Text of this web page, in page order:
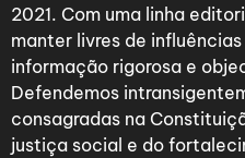
2021. Com uma linha
manter livres de
informação rigorosa e
Defendemos
consagradas na
justiça social e do